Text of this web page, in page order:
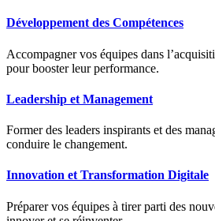
Développement des Compétences
Accompagner vos équipes dans
pour booster leur performance.
Leadership et Management
Former des leaders inspirants et des
conduire le changement.
Innovation et Transformation Digitale
Préparer vos équipes à tirer parti des